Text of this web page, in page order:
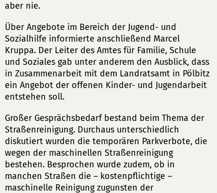
aber nie.
Über Angebote im Bereich der Jugend- und
Sozialhilfe informierte anschließend Marcel
Kruppa. Der Leiter des Amtes für Familie, Schule
und Soziales gab unter anderem den Ausblick, dass
in Zusammenarbeit mit dem Landratsamt in Pölbitz
ein Angebot der offenen Kinder- und Jugendarbeit
entstehen soll.
Großer Gesprächsbedarf bestand beim Thema der
Straßenreinigung. Durchaus unterschiedlich
diskutiert wurden die temporären Parkverbote, die
wegen der maschinellen Straßenreinigung
bestehen. Besprochen wurde zudem, ob in
manchen Straßen die – kostenpflichtige –
maschinelle Reinigung zugunsten der